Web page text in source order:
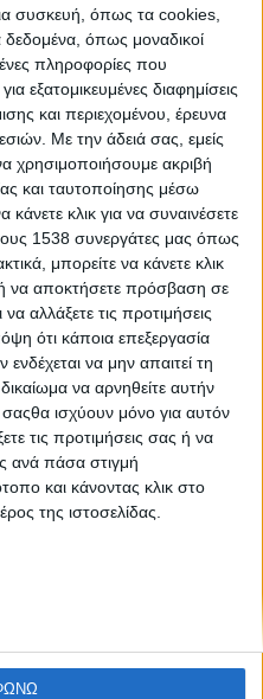
συσκευή, όπως τα cookies,
όπως μοναδικοί
πληροφορίες που
εξατομικευμένες διαφημίσεις
και περιεχομένου, έρευνα
Με την άδειά σας, εμείς
χρησιμοποιήσουμε ακριβή
και ταυτοποίησης μέσω
κλικ για να συναινέσετε
1538 συνεργάτες μας όπως
μπορείτε να κάνετε κλικ
ή να αποκτήσετε πρόσβαση σε
αλλάξετε τις προτιμήσεις
ότι κάποια επεξεργασία
να μην απαιτεί τη
να αρνηθείτε αυτήν
ισχύουν μόνο για αυτόν
τις προτιμήσεις σας ή να
ανά πάσα στιγμή
και κάνοντας κλικ στο
της ιστοσελίδας.
το MIT: Νέες